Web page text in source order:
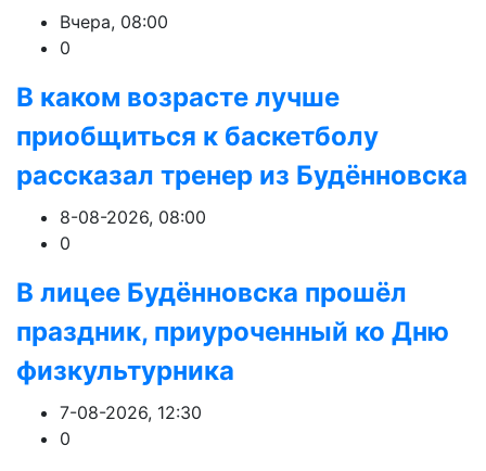
Вчера, 08:00
0
В каком возрасте лучше
приобщиться к баскетболу
рассказал тренер из Будённовска
8-08-2026, 08:00
0
В лицее Будённовска прошёл
праздник, приуроченный ко Дню
физкультурника
7-08-2026, 12:30
0